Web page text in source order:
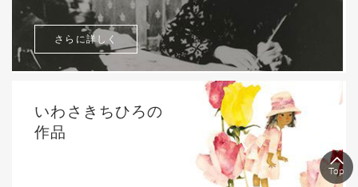
Top
さらに詳しく
いわさきちひろの
作品